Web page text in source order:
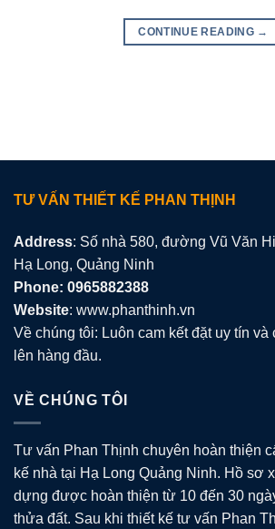
CONTINUE READING →
TƯ VẤN THIẾT KẾ PHAN THỊNH
Address: Số nhà 580, đường Vũ Văn
Hạ Long, Quảng Ninh
Phone: 0965882388
Website: www.phanthinh.vn
Về chúng tôi: Luôn cam kết đặt uy tín
lên hàng đầu.
VỀ CHÚNG TÔI
Tư vấn Phan Thịnh chuyên hoàn thiện
kế nhà tại Hạ Long Quảng Ninh. Hồ sơ
dựng được hoàn thiện từ 10 đến 30
thửa đất. Sau khi thiết kế tư vấn Phan